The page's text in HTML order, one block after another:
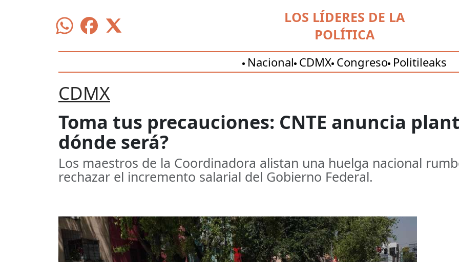
LOS LÍDERES DE LA
POLÍTICA
Nacional CDMX Congreso Politileaks
CDMX
Toma tus precauciones: CNTE anuncia
dónde será?
Los maestros de la Coordinadora alistan una huelga nacional
rechazar el incremento salarial del Gobierno Federal.